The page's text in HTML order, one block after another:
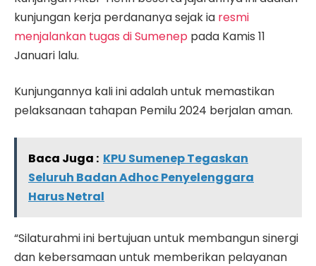
kunjungan kerja perdananya sejak ia resmi
menjalankan tugas di Sumenep pada Kamis 11
Januari lalu.
Kunjungannya kali ini adalah untuk memastikan
pelaksanaan tahapan Pemilu 2024 berjalan aman.
Baca Juga : KPU Sumenep Tegaskan
Seluruh Badan Adhoc Penyelenggara
Harus Netral
“Silaturahmi ini bertujuan untuk membangun sinergi
dan kebersamaan untuk memberikan pelayanan